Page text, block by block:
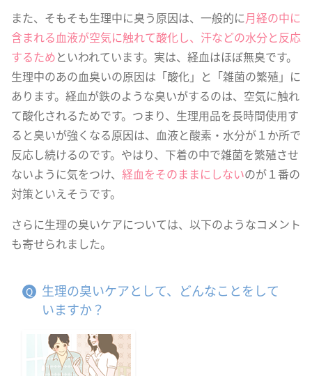
また、そもそも生理中に臭う原因は、一般的に月経の中に
含まれる血液が空気に触れて酸化し、汗などの水分と反応
するためといわれています。実は、経血はほぼ無臭です。
生理中のあの血臭いの原因は「酸化」と「雑菌の繁殖」に
あります。経血が鉄のような臭いがするのは、空気に触れ
て酸化されるためです。つまり、生理用品を長時間使用す
ると臭いが強くなる原因は、血液と酸素・水分が１か所で
反応し続けるのです。やはり、下着の中で雑菌を繁殖させ
ないように気をつけ、 経血をそのままにしないのが１番の
対策といえそうです。
さらに生理の臭いケアについては、以下のようなコメント
も寄せられました。
生理の臭いケアとして、どんなことをして
いますか？